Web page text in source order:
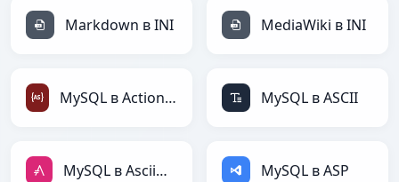
Markdown в INI MediaWiki в INI
MySQL в ActionScript MySQL в ASCII
MySQL в AsciiDoc MySQL в ASP